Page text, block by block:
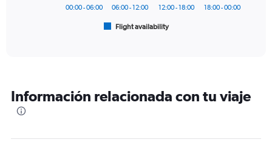
categories.
The
Flight availability
00:00 - 06:00 06:00 - 12:00 12:00 - 18:00 18:00 - 00:00
Información relacionada con tu viaje